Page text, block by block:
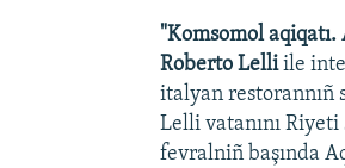
"Komsomol
Roberto Lelliile
italyan restorannıñ
Lelli vatanını
fevralniñ başında